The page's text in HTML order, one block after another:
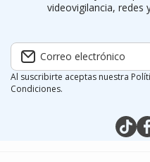
videovigilancia, redes
Correo electrónico
Al suscribirte aceptas nuestra
Condiciones.